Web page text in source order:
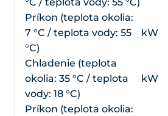
°C / teplota vody: 55 °C)
Príkon (teplota okolia:
7 °C / teplota vody: 55
°C)
kW
Chladenie (teplota
okolia: 35 °C / teplota
vody: 18 °C)
kW
Príkon (teplota okolia: